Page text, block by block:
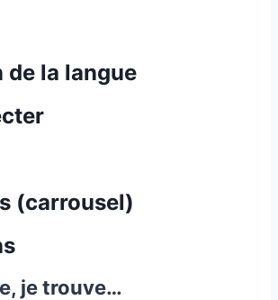
de la langue
(carrousel)
je trouve…